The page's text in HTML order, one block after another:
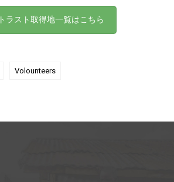
トラスト取得地一覧はこちら
Volounteers